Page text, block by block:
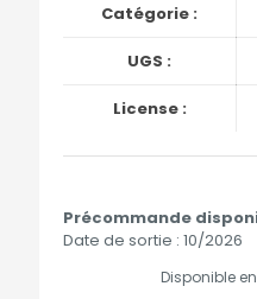
Catégorie :
UGS :
License :
Précommande
Date de sortie : 10/2026
Disponible